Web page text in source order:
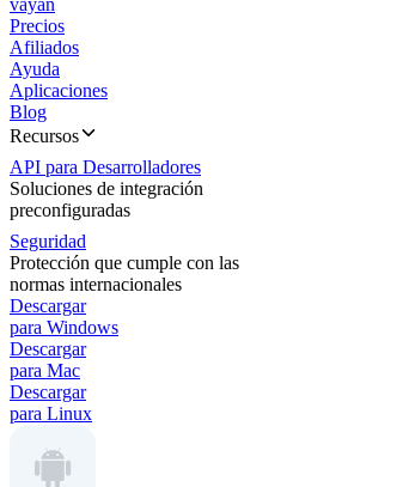
vayan
Precios
Afiliados
Ayuda
Aplicaciones
Blog
Recursos
API para Desarrolladores
Soluciones de integración
preconfiguradas
Seguridad
Protección que cumple con las
normas internacionales
Descargar
para Windows
Descargar
para Mac
Descargar
para Linux